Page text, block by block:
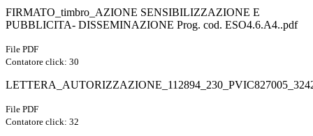
FIRMATO_timbro_AZIONE SENSIBILIZZAZIONE E
PUBBLICITA- DISSEMINAZIONE Prog. cod. ESO4.6.A4..pdf
File PDF
Contatore click: 30
File PDF
Contatore click: 32